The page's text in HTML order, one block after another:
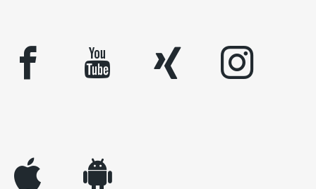
facebook youtube xing instagram
appleinc android